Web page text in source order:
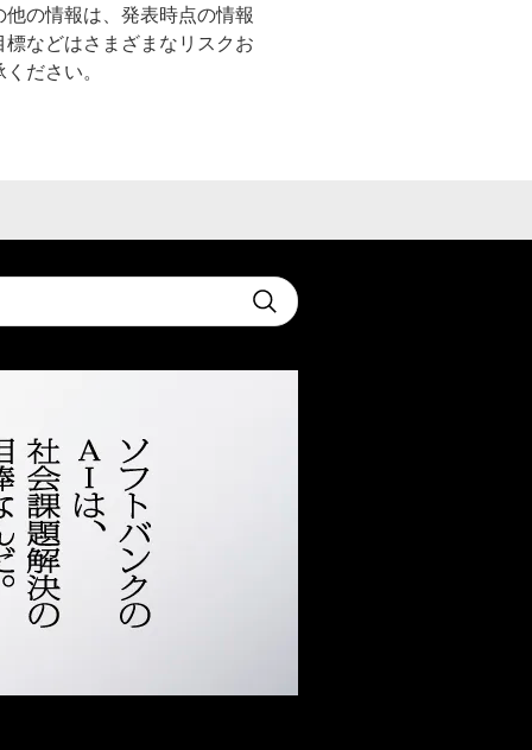
の情報は、発表時点の情報
などはさまざまなリスクお
ださい。
Submit